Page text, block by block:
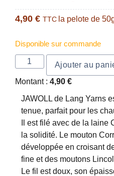
4,90 € TTC la pelote de
Disponible sur commande
Ajouter au
Montant : 4,90 €
JAWOLL de Lang Yarns
tenue, parfait pour les
Il est filé avec de la
la solidité. Le mouton
développée en croisant
fine et des moutons
Le fil est doux, son